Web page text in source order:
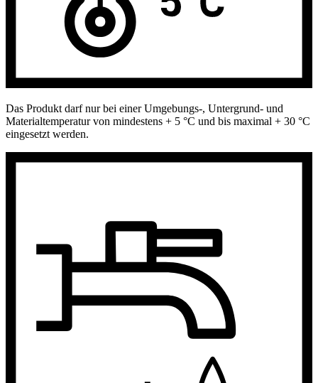
Das Produkt darf nur bei einer Umgebungs-, Untergrund- und
Materialtemperatur von mindestens + 5 °C und bis maximal + 30 °C
eingesetzt werden.